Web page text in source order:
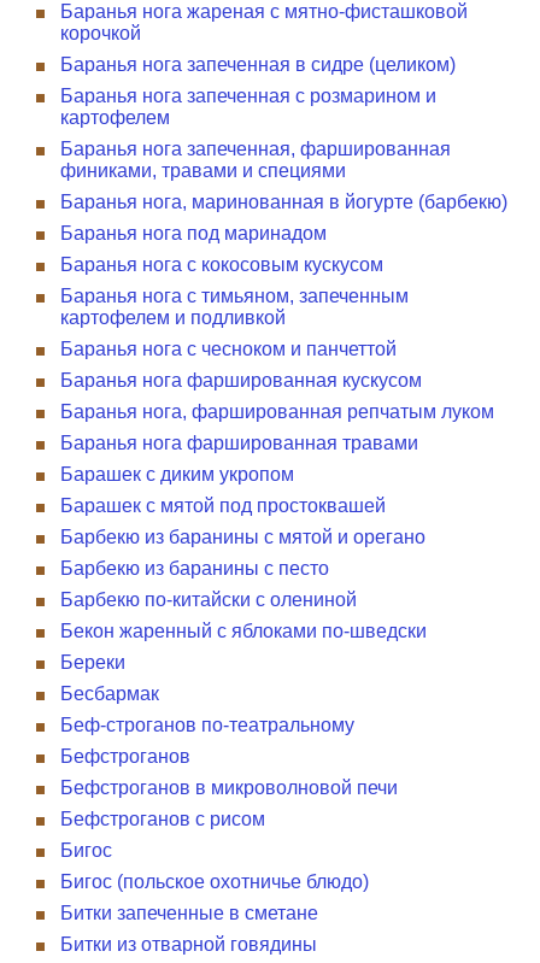
Баранья нога жареная с мятно-фисташковой
корочкой
Баранья нога запеченная в сидре (целиком)
Баранья нога запеченная с розмарином и
картофелем
Баранья нога запеченная, фаршированная
финиками, травами и специями
Баранья нога, маринованная в йогурте (барбекю)
Баранья нога под маринадом
Баранья нога с кокосовым кускусом
Баранья нога с тимьяном, запеченным
картофелем и подливкой
Баранья нога с чесноком и панчеттой
Баранья нога фаршированная кускусом
Баранья нога, фаршированная репчатым луком
Баранья нога фаршированная травами
Барашек с диким укропом
Барашек с мятой под простоквашей
Барбекю из баранины с мятой и орегано
Барбекю из баранины с песто
Барбекю по-китайски с олениной
Бекон жаренный с яблоками по-шведски
Береки
Бесбармак
Беф-строганов по-театральному
Бефстроганов
Бефстроганов в микроволновой печи
Бефстроганов с рисом
Бигос
Бигос (польское охотничье блюдо)
Битки запеченные в сметане
Битки из отварной говядины